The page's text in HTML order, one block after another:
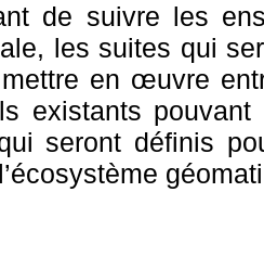
de suivre les
les suites qui
en œuvre
existants
seront définis